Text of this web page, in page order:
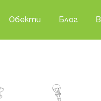
Обекти Блог